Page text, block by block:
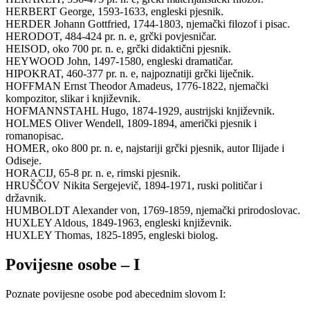
HERBERT George, 1593-1633, engleski pjesnik.
HERDER Johann Gottfried, 1744-1803, njemački filozof i pisac.
HERODOT, 484-424 pr. n. e, grčki povjesničar.
HEISOD, oko 700 pr. n. e, grčki didaktični pjesnik.
HEYWOOD John, 1497-1580, engleski dramatičar.
HIPOKRAT, 460-377 pr. n. e, najpoznatiji grčki liječnik.
HOFFMAN Ernst Theodor Amadeus, 1776-1822, njemački
kompozitor, slikar i književnik.
HOFMANNSTAHL Hugo, 1874-1929, austrijski književnik.
HOLMES Oliver Wendell, 1809-1894, američki pjesnik i
romanopisac.
HOMER, oko 800 pr. n. e, najstariji grčki pjesnik, autor Ilijade i
Odiseje.
HORACIJ, 65-8 pr. n. e, rimski pjesnik.
HRUŠČOV Nikita Sergejevič, 1894-1971, ruski političar i
državnik.
HUMBOLDT Alexander von, 1769-1859, njemački prirodoslovac.
HUXLEY Aldous, 1849-1963, engleski književnik.
HUXLEY Thomas, 1825-1895, engleski biolog.
Povijesne osobe – I
Poznate povijesne osobe pod abecednim slovom I: